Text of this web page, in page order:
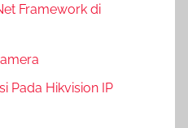
Framework di
Pada Hikvision IP